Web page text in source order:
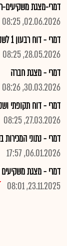
דמרי-מצגת משקיעים-
02.06.2026, 08:25
דמרי - דוח רבעון 1 לשנת 2026
28.05.2026, 08:25
דמרי - מצגת חברה
30.03.2026, 08:26
דמרי - דוח תקופתי
27.03.2026, 08:25
דמרי - נתוני המכירות
06.01.2026, 17:57
דמרי - מצגת משקיעים
23.11.2025, 08:01